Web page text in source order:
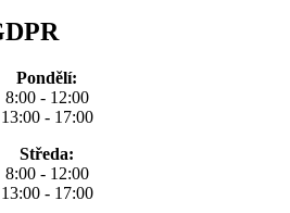
Pondělí:
8:00 - 12:00
13:00 - 17:00
Středa:
8:00 - 12:00
13:00 - 17:00